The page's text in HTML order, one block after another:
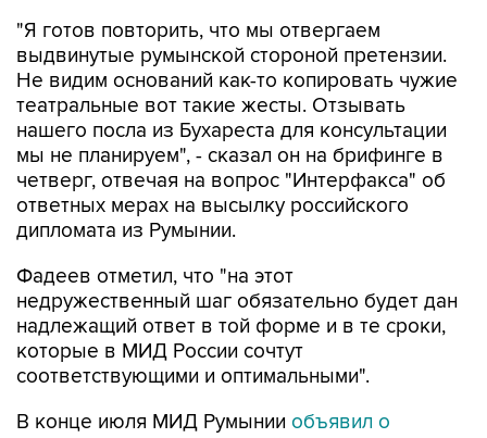
"Я готов повторить, что мы отвергаем
выдвинутые румынской стороной претензии.
Не видим оснований как-то копировать чужие
театральные вот такие жесты. Отзывать
нашего посла из Бухареста для консультации
мы не планируем", - сказал он на брифинге в
четверг, отвечая на вопрос "Интерфакса" об
ответных мерах на высылку российского
дипломата из Румынии.
Фадеев отметил, что "на этот
недружественный шаг обязательно будет дан
надлежащий ответ в той форме и в те сроки,
которые в МИД России сочтут
соответствующими и оптимальными".
В конце июля МИД Румынии объявил о